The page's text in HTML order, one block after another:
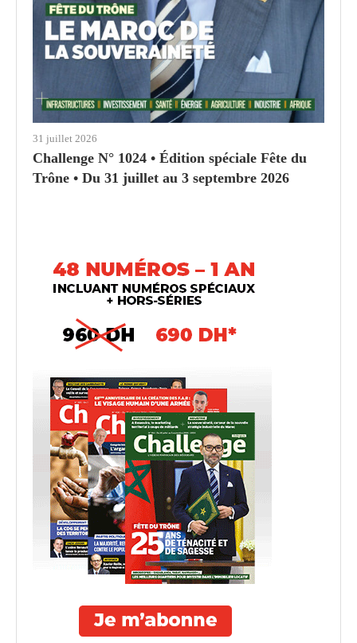
31 juillet 2026
Challenge N° 1024 • Édition spéciale Fête du
Trône • Du 31 juillet au 3 septembre 2026